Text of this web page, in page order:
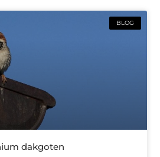
BLOG
dakgoten